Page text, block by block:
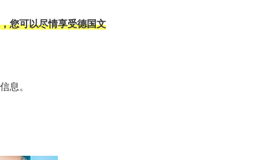
您可以尽情享受德国文
息。